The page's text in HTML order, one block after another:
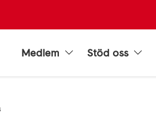
Medlem Stöd oss